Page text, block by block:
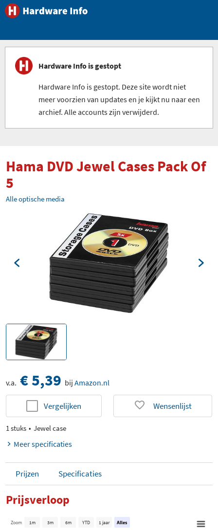
Hardware Info is gestopt
Hardware Info is gestopt. Deze site wordt niet
meer voorzien van updates en je kijkt nu naar een
archief. Alle accounts zijn verwijderd.
Hama DVD Jewel Cases Pack Of
5
Alle optische media
v.a. € 5,39 bij Amazon.nl
Vergelijken Wensenlijst
1 stuks Jewel case
Meer specificaties
Prijzen Specificaties
Prijsverloop
Zoom 1m 3m 6m YTD 1 jaar Alles